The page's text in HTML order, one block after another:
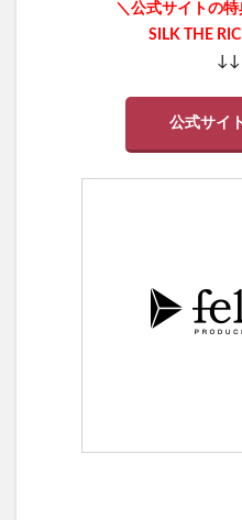
＼公式サイトの
SILK THE
公式サイ